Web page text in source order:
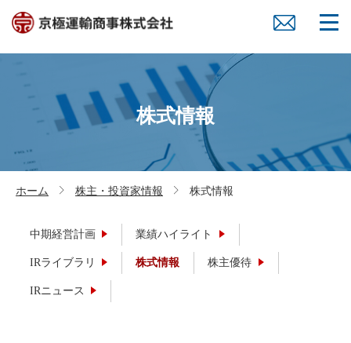
株式情報
ホーム 株主・投資家情報 株式情報
中期経営計画 業績ハイライト
IRライブラリ 株式情報 株主優待
IRニュース